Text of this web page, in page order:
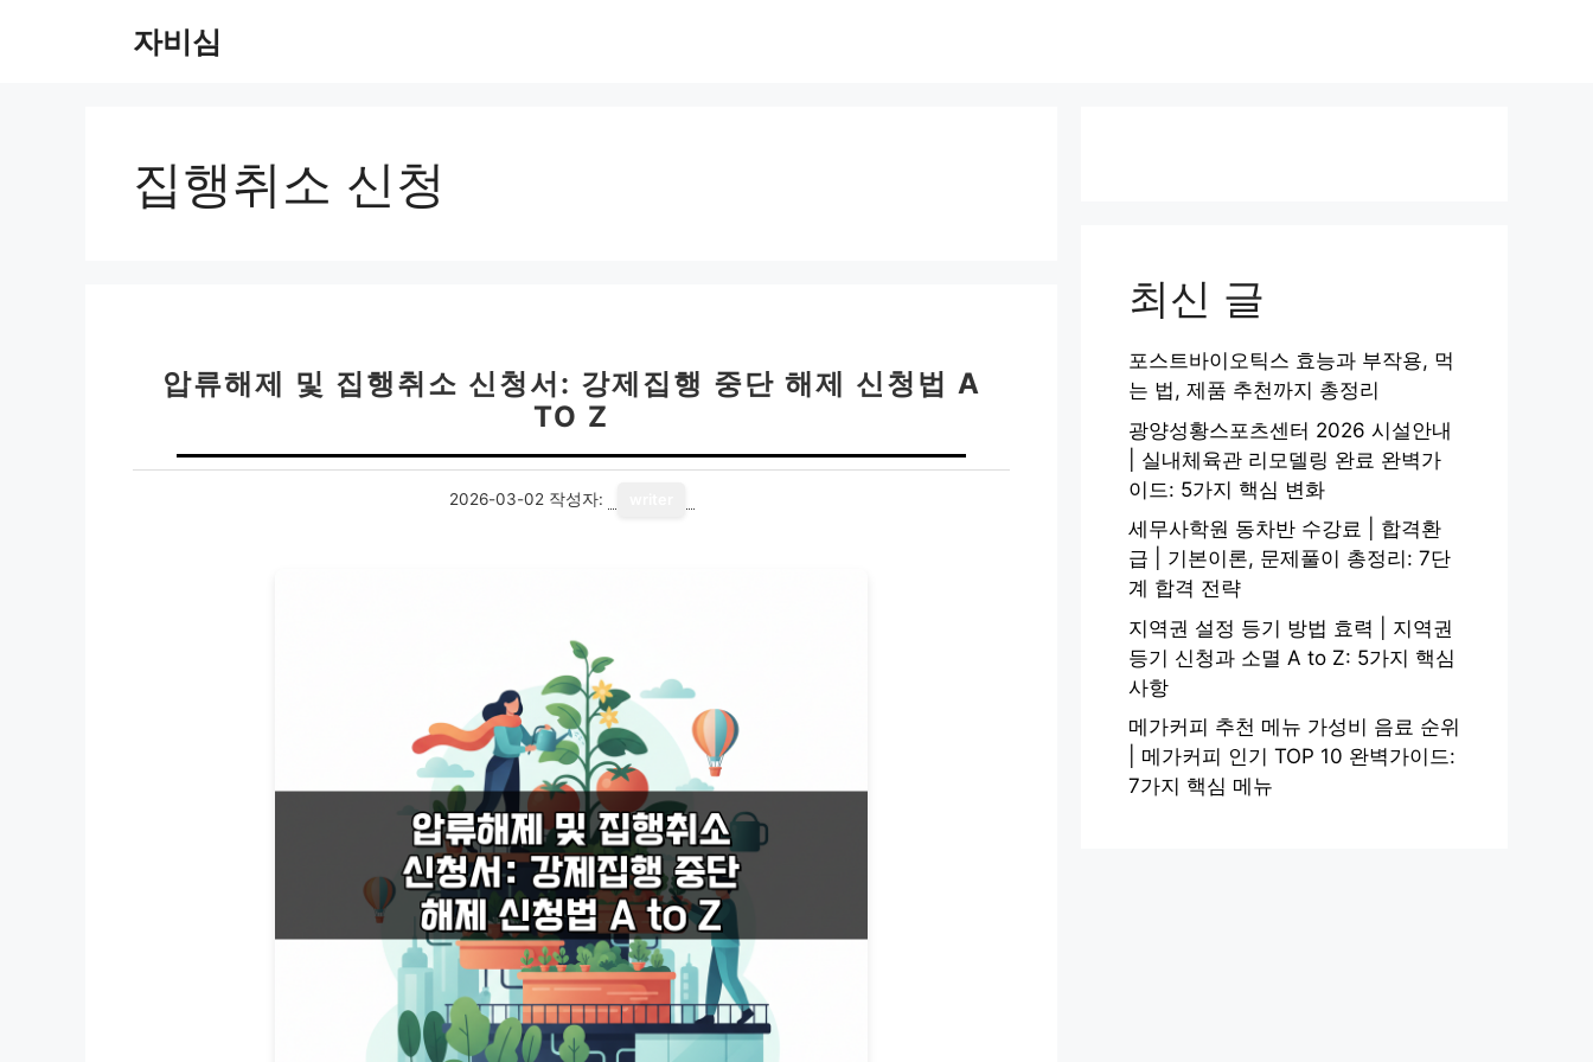
자비심
집행취소 신청
압류해제 및 집행취소 신청서: 강제집행 중단 해제 신청법 A
TO Z
2026-03-02 작성자:
최신 글
포스트바이오틱스 효능과 부작용, 먹
는 법, 제품 추천까지 총정리
광양성황스포츠센터 2026 시설안내
| 실내체육관 리모델링 완료 완벽가
이드: 5가지 핵심 변화
세무사학원 동차반 수강료 | 합격환
급 | 기본이론, 문제풀이 총정리: 7단
계 합격 전략
지역권 설정 등기 방법 효력 | 지역권
등기 신청과 소멸 A to Z: 5가지 핵심
사항
메가커피 추천 메뉴 가성비 음료 순위
| 메가커피 인기 TOP 10 완벽가이드:
7가지 핵심 메뉴